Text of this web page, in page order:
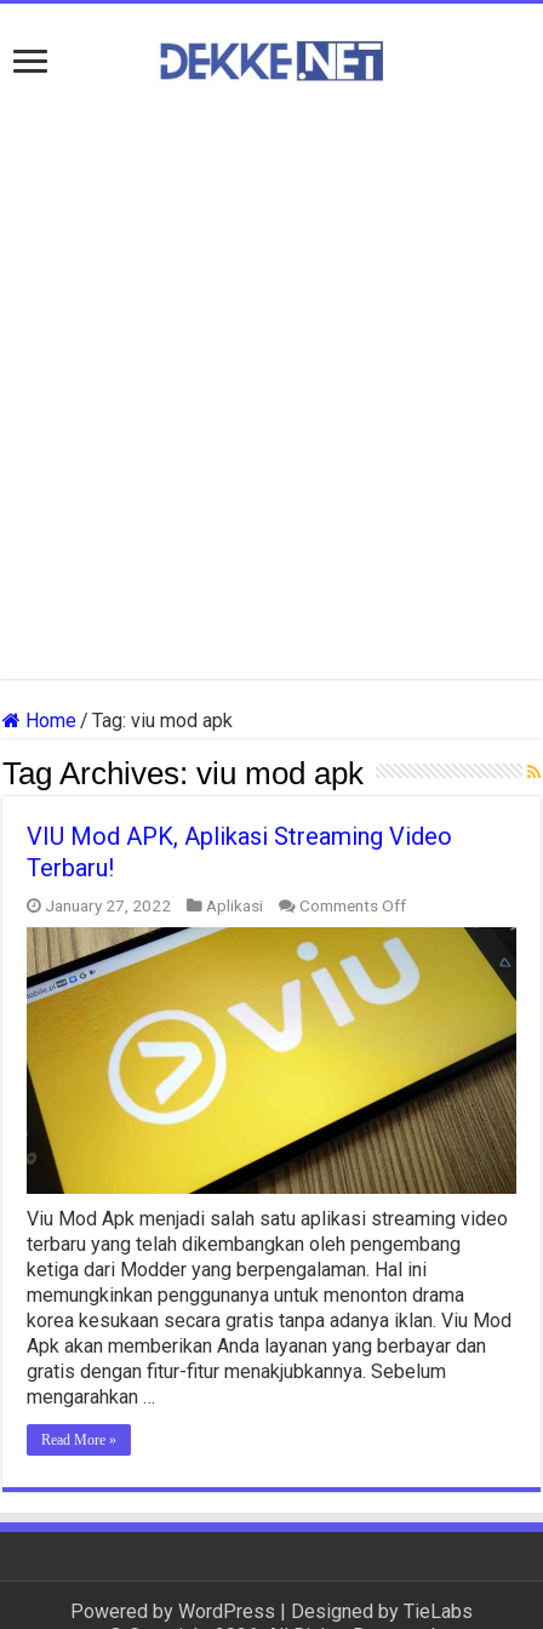
Home/ Tag:viu mod apk
Tag Archives:viu mod apk
VIU Mod APK, Aplikasi Streaming Video
Terbaru!
January 27, 2022 Aplikasi Comments Offon
VIU
Mod
APK,
Aplikasi
Streaming
Viu Mod Apk menjadi salah satu aplikasi streaming video
terbaru yang telah dikembangkan oleh pengembang
ketiga dari Modder yang berpengalaman. Hal ini
memungkinkan penggunanya untuk menonton drama
korea kesukaan secara gratis tanpa adanya iklan. Viu Mod
Apk akan memberikan Anda layanan yang berbayar dan
gratis dengan fitur-fitur menakjubkannya. Sebelum
mengarahkan …
Read More »
Powered by WordPress | Designed by TieLabs